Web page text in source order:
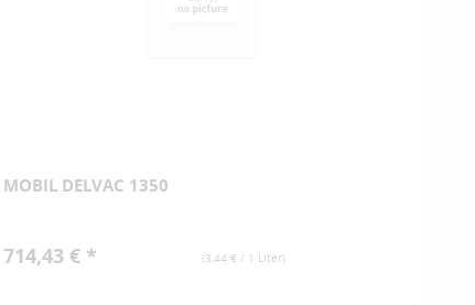
MOBIL DELVAC 1350
(3,44 € / 1 Liter)
714,43 € *